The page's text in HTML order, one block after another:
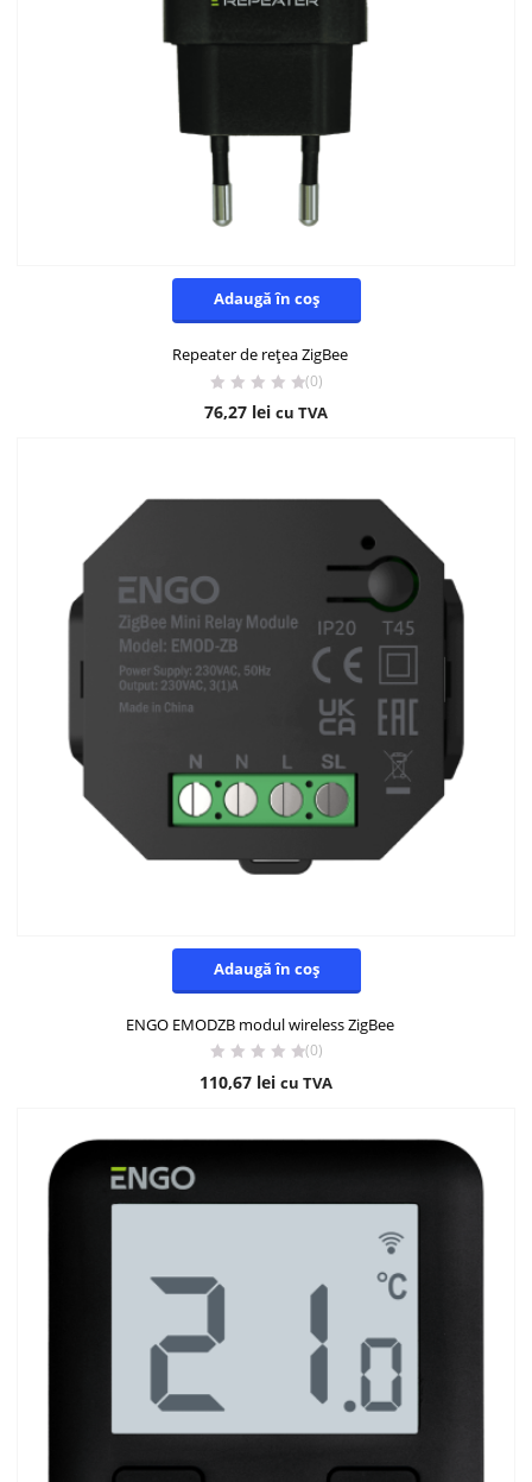
Adaugă în coș
Repeater de rețea ZigBee
(0)
76,27 lei cu TVA
Adaugă în coș
ENGO EMODZB modul wireless ZigBee
(0)
110,67 lei cu TVA